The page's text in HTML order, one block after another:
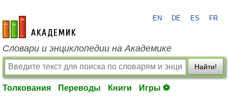
academic.ru
EN DE ES FR
Словари и энциклопедии на Академике
Найти!
Толкования Переводы Книги Игры ⚽